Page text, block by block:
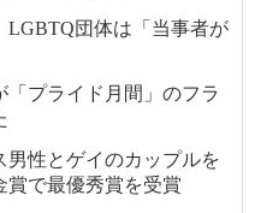
LGBTQ団体は「当事者が
「プライド月間」のフラ
性とゲイのカップルを
賞で最優秀賞を受賞